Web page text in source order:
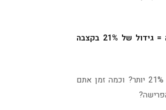
הבדל של 1% בתשואת הקרן על פני 26 השנים שנותרו לו לעבוד עד הפרישה = גידול של 21% בקצבה
כמה זמן האני העכשווי שלכם היה מסכים להקדיש לחיפוש עבודה שתשלם לו 21% יותר? וכמה זמן אתם